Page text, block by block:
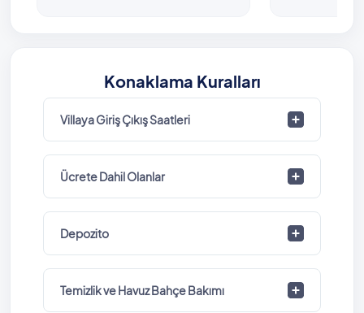
Konaklama Kuralları
Villaya Giriş Çıkış Saatleri
Ücrete Dahil Olanlar
Depozito
Temizlik ve Havuz Bahçe Bakımı